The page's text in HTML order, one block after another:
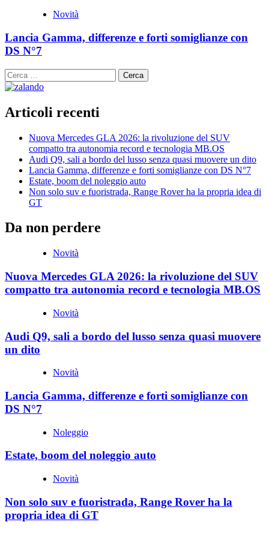
Novità
Lancia Gamma, differenze e forti somiglianze con
DS N°7
Ricerca
per:
Articoli recenti
Nuova Mercedes GLA 2026: la rivoluzione del SUV
compatto tra autonomia record e tecnologia MB.OS
Audi Q9, sali a bordo del lusso senza quasi muovere un dito
Lancia Gamma, differenze e forti somiglianze con DS N°7
Estate, boom del noleggio auto
Non solo suv e fuoristrada, Range Rover ha la propria idea di
GT
Da non perdere
Novità
Nuova Mercedes GLA 2026: la rivoluzione del SUV
compatto tra autonomia record e tecnologia MB.OS
Novità
Audi Q9, sali a bordo del lusso senza quasi muovere
un dito
Novità
Lancia Gamma, differenze e forti somiglianze con
DS N°7
Noleggio
Estate, boom del noleggio auto
Novità
Non solo suv e fuoristrada, Range Rover ha la
propria idea di GT